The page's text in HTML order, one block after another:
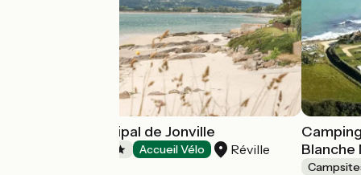
Camping municipal de Jonville
Accueil Vélo Réville
Blanche